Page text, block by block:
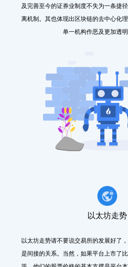
及完善至今的证券业制度不失为一条捷
离机制。其也体现出区块链的去中心化
单一机构作恶及更加透明
以太坊走势
以太坊走势请不要说交易所的发展好了
是间接的关系。当然，如果平台上市了